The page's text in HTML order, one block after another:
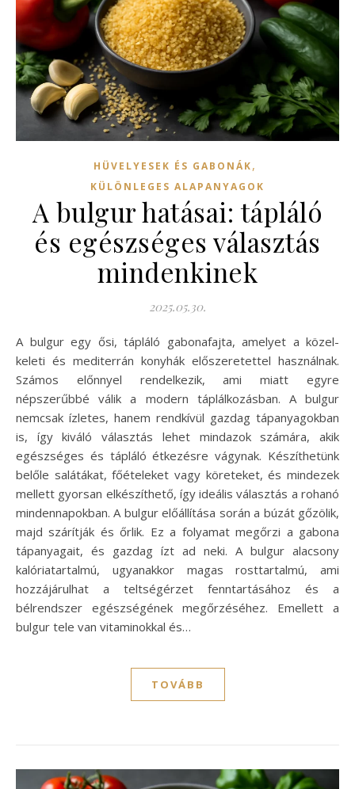
HÜVELYESEK ÉS GABONÁK,
KÜLÖNLEGES ALAPANYAGOK
A bulgur hatásai: tápláló
és egészséges választás
mindenkinek
2025.05.30.
A bulgur egy ősi, tápláló gabonafajta, amelyet a közel-
keleti és mediterrán konyhák előszeretettel használnak.
Számos előnnyel rendelkezik, ami miatt egyre
népszerűbbé válik a modern táplálkozásban. A bulgur
nemcsak ízletes, hanem rendkívül gazdag tápanyagokban
is, így kiváló választás lehet mindazok számára, akik
egészséges és tápláló étkezésre vágynak. Készíthetünk
belőle salátákat, főételeket vagy köreteket, és mindezek
mellett gyorsan elkészíthető, így ideális választás a rohanó
mindennapokban. A bulgur előállítása során a búzát gőzölik,
majd szárítják és őrlik. Ez a folyamat megőrzi a gabona
tápanyagait, és gazdag ízt ad neki. A bulgur alacsony
kalóriatartalmú, ugyanakkor magas rosttartalmú, ami
hozzájárulhat a teltségérzet fenntartásához és a
bélrendszer egészségének megőrzéséhez. Emellett a
bulgur tele van vitaminokkal és…
TOVÁBB